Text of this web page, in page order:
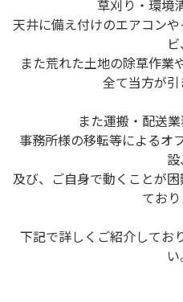
草刈り・環境
天井に備え付けのエアコン
ビ
また荒れた土地の除草作業
全て当方が引
また運搬・配送業
事務所様の移転等によるオ
設
及び、ご自身で動くことが
ており
下記で詳しくご紹介してお
い